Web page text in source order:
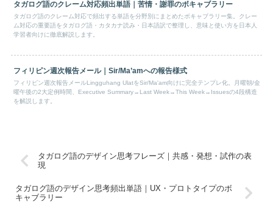
タガログ語のクレーム対応頻出単語｜苦情・謝罪のボキャブラリー
タガログ語のクレーム対応で頻出する単語を分野別にまとめたボキャブラリー集。クレー
ム対応の重要語をタガログ語・カタカナ読み・日本語訳で整理し、意味と使い方を日本人
学習者向けに徹底解説します。
フィリピン週次報告メール｜Sir/Ma’amへの報告様式
フィリピン週次報告メールLingguhang UlatをSir/Ma'am向けに完全テンプレ化。月曜朝/金
曜午後の2大定例時間、Executive Summary→Last Week→This Week→Issuesの4段構造
を解説します。
タガログ語のデザイン思考フレーズ｜共感・発想・試作の表
現
タガログ語のデザイン思考頻出単語｜UX・プロトタイプのボ
キャブラリー